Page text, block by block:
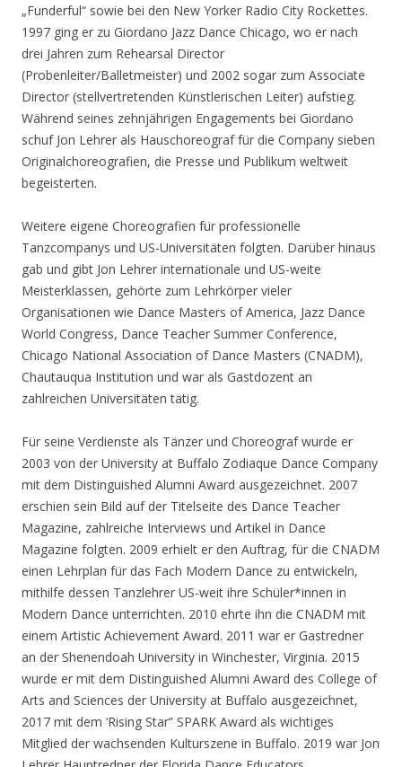
„Funderful“ sowie bei den New Yorker Radio City Rockettes.
1997 ging er zu Giordano Jazz Dance Chicago, wo er nach
drei Jahren zum Rehearsal Director
(Probenleiter/Balletmeister) und 2002 sogar zum Associate
Director (stellvertretenden Künstlerischen Leiter) aufstieg.
Während seines zehnjährigen Engagements bei Giordano
schuf Jon Lehrer als Hauschoreograf für die Company sieben
Originalchoreografien, die Presse und Publikum weltweit
begeisterten.
Weitere eigene Choreografien für professionelle
Tanzcompanys und US-Universitäten folgten. Darüber hinaus
gab und gibt Jon Lehrer internationale und US-weite
Meisterklassen, gehörte zum Lehrkörper vieler
Organisationen wie Dance Masters of America, Jazz Dance
World Congress, Dance Teacher Summer Conference,
Chicago National Association of Dance Masters (CNADM),
Chautauqua Institution und war als Gastdozent an
zahlreichen Universitäten tätig.
Für seine Verdienste als Tänzer und Choreograf wurde er
2003 von der University at Buffalo Zodiaque Dance Company
mit dem Distinguished Alumni Award ausgezeichnet. 2007
erschien sein Bild auf der Titelseite des Dance Teacher
Magazine, zahlreiche Interviews und Artikel in Dance
Magazine folgten. 2009 erhielt er den Auftrag, für die CNADM
einen Lehrplan für das Fach Modern Dance zu entwickeln,
mithilfe dessen Tanzlehrer US-weit ihre Schüler*innen in
Modern Dance unterrichten. 2010 ehrte ihn die CNADM mit
einem Artistic Achievement Award. 2011 war er Gastredner
an der Shenendoah University in Winchester, Virginia. 2015
wurde er mit dem Distinguished Alumni Award des College of
Arts and Sciences der University at Buffalo ausgezeichnet,
2017 mit dem ‘Rising Star” SPARK Award als wichtiges
Mitglied der wachsenden Kulturszene in Buffalo. 2019 war Jon